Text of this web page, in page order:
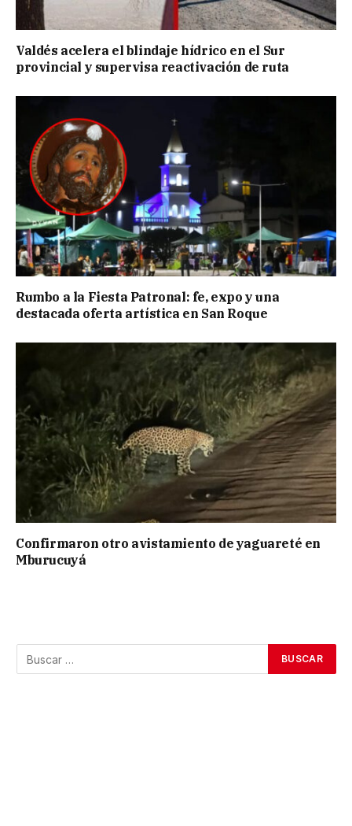
Valdés acelera el blindaje hídrico en el Sur
provincial y supervisa reactivación de ruta
Rumbo a la Fiesta Patronal: fe, expo y una
destacada oferta artística en San Roque
Confirmaron otro avistamiento de yaguareté en
Mburucuyá